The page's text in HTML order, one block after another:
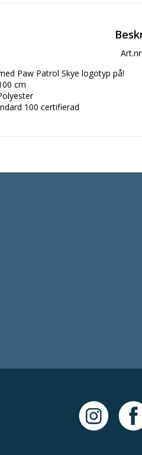
Paw Patrol Skye logotyp på!
cm
100 certifierad